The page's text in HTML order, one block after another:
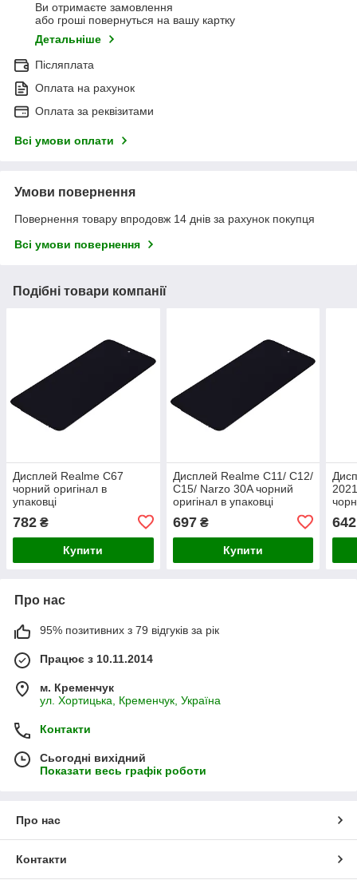
Ви отримаєте замовлення
або гроші повернуться на вашу картку
Детальніше
Післяплата
Оплата на рахунок
Оплата за реквізитами
Всі умови оплати
Умови повернення
Повернення товару впродовж 14 днів за рахунок покупця
Всі умови повернення
Подібні товари компанії
Дисплей Realme C67
чорний оригінал в
упаковці
782 ₴
Купити
Дисплей Realme C11/ C12/
C15/ Narzo 30A чорний
оригінал в упаковці
697₴
Купити
642
Про нас
95% позитивних з 79 відгуків за рік
Працює з 10.11.2014
м. Кременчук
ул. Хортицька, Кременчук, Україна
Контакти
Сьогодні вихідний
Показати весь графік роботи
Про нас
Контакти